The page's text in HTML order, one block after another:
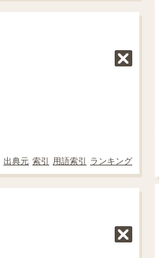
出典元 索引 用語索引 ランキング